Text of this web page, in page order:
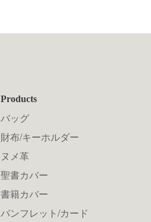
Products
バッグ
財布/キーホルダー
ヌメ革
聖書カバー
書籍カバー
パンフレット/カード